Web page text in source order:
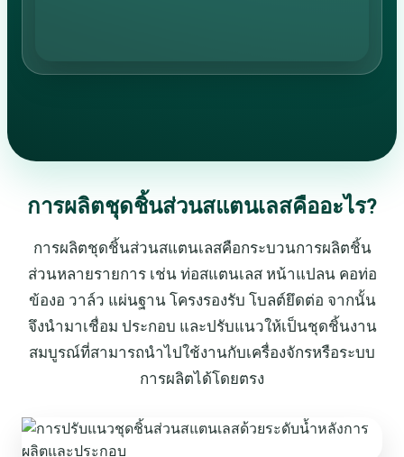
การผลิตชุดชิ้นส่วนสแตนเลสคืออะไร?
การผลิตชุดชิ้นส่วนสแตนเลสคือกระบวนการผลิตชิ้น
ส่วนหลายรายการ เช่น ท่อสแตนเลส หน้าแปลน คอท่อ
ข้องอ วาล์ว แผ่นฐาน โครงรองรับ โบลต์ยึดต่อ จากนั้น
จึงนำมาเชื่อม ประกอบ และปรับแนวให้เป็นชุดชิ้นงาน
สมบูรณ์ที่สามารถนำไปใช้งานกับเครื่องจักรหรือระบบ
การผลิตได้โดยตรง